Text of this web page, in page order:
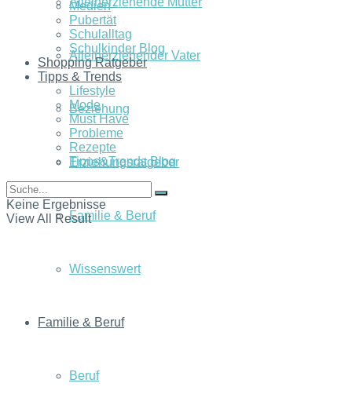
Alleinerziehender Vater
Beziehung
Erziehungsratgeber
Familie & Beruf
Wissenswert
Familie & Beruf
Beruf
Medien
Pubertät
Schulalltag
Schulkinder Blog
Shopping Ratgeber
Tipps & Trends
Lifestyle
Mode
Must Have
Probleme
Rezepte
Tipps&Trends Blog
Keine Ergebnisse
View All Result